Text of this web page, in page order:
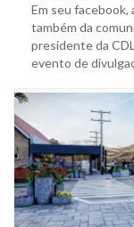
Em seu facebook,
também da
presidente da
evento de